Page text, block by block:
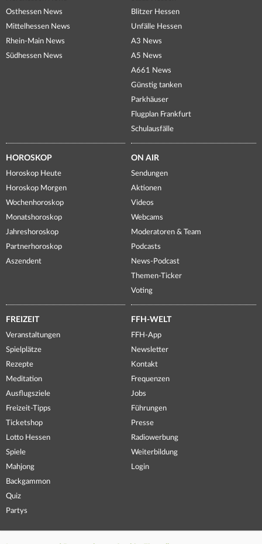
Osthessen News
Mittelhessen News
Rhein-Main News
Südhessen News
Blitzer Hessen
Unfälle Hessen
A3 News
A5 News
A661 News
Günstig tanken
Parkhäuser
Flugplan Frankfurt
Schulausfälle
HOROSKOP
Horoskop Heute
Horoskop Morgen
Wochenhoroskop
Monatshoroskop
Jahreshoroskop
Partnerhoroskop
Aszendent
ON AIR
Sendungen
Aktionen
Videos
Webcams
Moderatoren & Team
Podcasts
News-Podcast
Themen-Ticker
Voting
FREIZEIT
Veranstaltungen
Spielplätze
Rezepte
Meditation
Ausflugsziele
Freizeit-Tipps
Ticketshop
Lotto Hessen
Spiele
Mahjong
Backgammon
Quiz
Partys
FFH-WELT
FFH-App
Newsletter
Kontakt
Frequenzen
Jobs
Führungen
Presse
Radiowerbung
Weiterbildung
Login